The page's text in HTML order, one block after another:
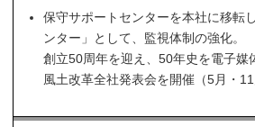
保守サポートセンターを本社に移転
ンター」として、監視体制の強化。
創立50周年を迎え、50年史を電子媒
風土改革全社発表会を開催（5月・11